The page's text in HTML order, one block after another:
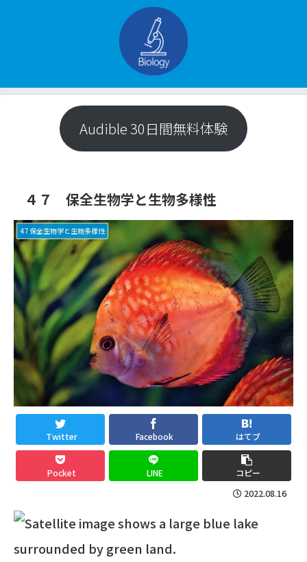
Audible 30日間無料体験
４７ 保全生物学と生物多様性
47 保全生物学と生物多様性
Twitter Facebook はてブ
Pocket LINE コピー
2022.08.16